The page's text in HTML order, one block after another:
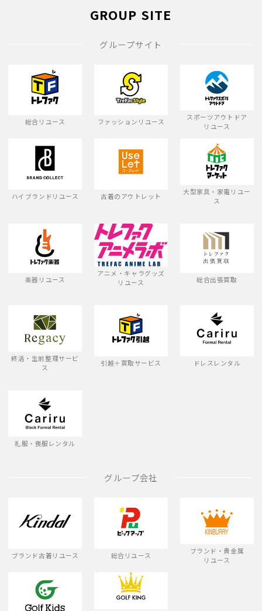
GROUP SITE
グループサイト
総合リユース ファッションリユース
スポーツアウトドア
リユース
ハイブランドリユース 古着のアウトレット
大型家具・家電リユー
ス
楽器リユース
アニメ・キャラグッズ
リユース
総合出張買取
終活・生前整理サービ
ス
引越＋買取サービス ドレスレンタル
礼服・喪服レンタル
グループ会社
ブランド古着リユース 総合リユース
ブランド・貴金属
リユース